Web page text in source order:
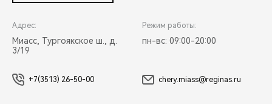
Адрес:
Миасс, Тургоякское ш., д.
3/19
Режим работы:
пн-вс: 09:00-20:00
+7(3513) 26-50-00 chery.miass@reginas.ru